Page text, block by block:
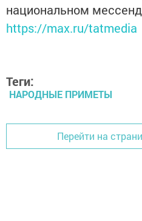
национальном
https://max.ru/tatmedia
Теги:
НАРОДНЫЕ ПРИМЕТЫ
Перейти на